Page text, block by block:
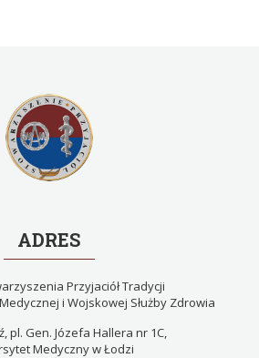
ADRES
Przyjaciół Tradycji
i Wojskowej Służby Zdrowia
pl. Gen. Józefa Hallera nr 1C,
Medyczny w Łodzi